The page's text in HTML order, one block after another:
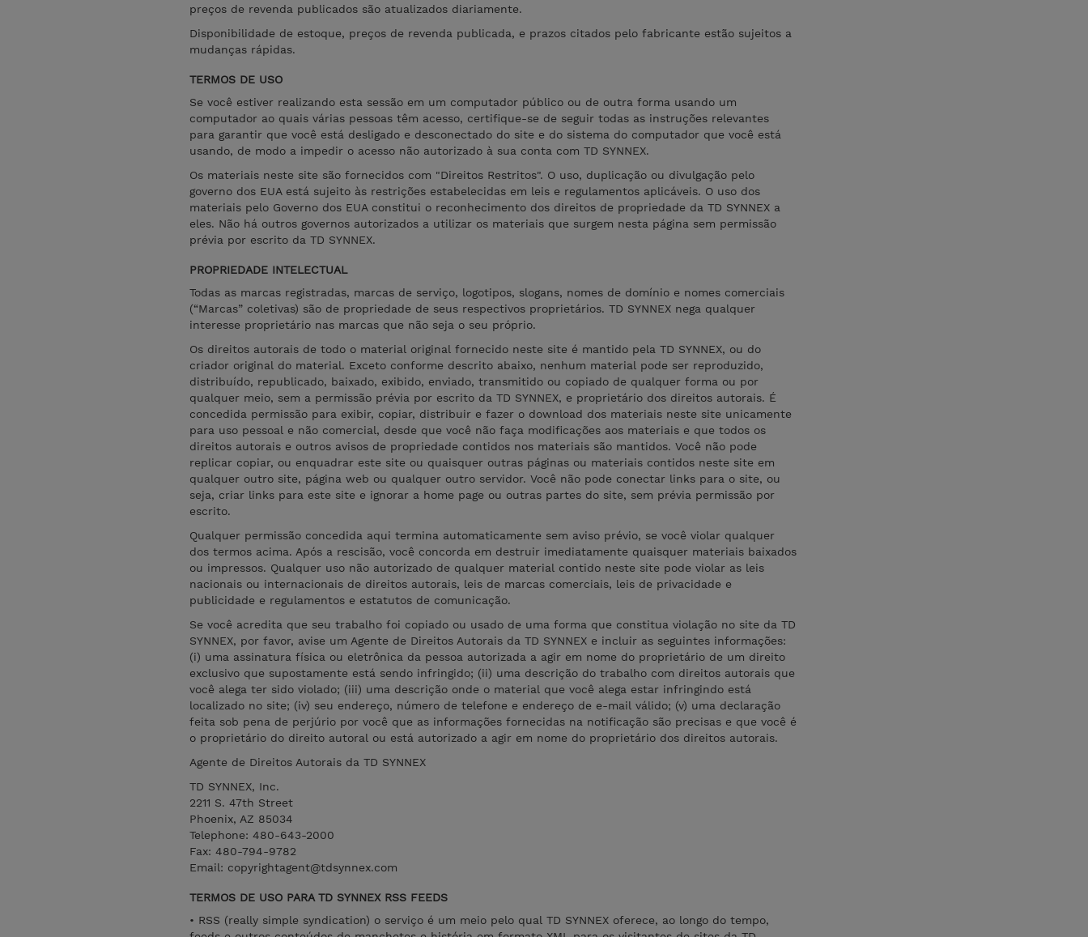
preços de revenda publicados são atualizados diariamente.
Disponibilidade de estoque, preços de revenda publicada, e prazos citados pelo fabricante estão sujeitos a
mudanças rápidas.
TERMOS DE USO
Se você estiver realizando esta sessão em um computador público ou de outra forma usando um
computador ao quais várias pessoas têm acesso, certifique-se de seguir todas as instruções relevantes
para garantir que você está desligado e desconectado do site e do sistema do computador que você está
usando, de modo a impedir o acesso não autorizado à sua conta com TD SYNNEX.
Os materiais neste site são fornecidos com "Direitos Restritos". O uso, duplicação ou divulgação pelo
governo dos EUA está sujeito às restrições estabelecidas em leis e regulamentos aplicáveis. O uso dos
materiais pelo Governo dos EUA constitui o reconhecimento dos direitos de propriedade da TD SYNNEX a
eles. Não há outros governos autorizados a utilizar os materiais que surgem nesta página sem permissão
prévia por escrito da TD SYNNEX.
PROPRIEDADE INTELECTUAL
Todas as marcas registradas, marcas de serviço, logotipos, slogans, nomes de domínio e nomes comerciais
(“Marcas” coletivas) são de propriedade de seus respectivos proprietários. TD SYNNEX nega qualquer
interesse proprietário nas marcas que não seja o seu próprio.
Os direitos autorais de todo o material original fornecido neste site é mantido pela TD SYNNEX, ou do
criador original do material. Exceto conforme descrito abaixo, nenhum material pode ser reproduzido,
distribuído, republicado, baixado, exibido, enviado, transmitido ou copiado de qualquer forma ou por
qualquer meio, sem a permissão prévia por escrito da TD SYNNEX, e proprietário dos direitos autorais. É
concedida permissão para exibir, copiar, distribuir e fazer o download dos materiais neste site unicamente
para uso pessoal e não comercial, desde que você não faça modificações aos materiais e que todos os
direitos autorais e outros avisos de propriedade contidos nos materiais são mantidos. Você não pode
replicar copiar, ou enquadrar este site ou quaisquer outras páginas ou materiais contidos neste site em
qualquer outro site, página web ou qualquer outro servidor. Você não pode conectar links para o site, ou
seja, criar links para este site e ignorar a home page ou outras partes do site, sem prévia permissão por
escrito.
Qualquer permissão concedida aqui termina automaticamente sem aviso prévio, se você violar qualquer
dos termos acima. Após a rescisão, você concorda em destruir imediatamente quaisquer materiais baixados
ou impressos. Qualquer uso não autorizado de qualquer material contido neste site pode violar as leis
nacionais ou internacionais de direitos autorais, leis de marcas comerciais, leis de privacidade e
publicidade e regulamentos e estatutos de comunicação.
Se você acredita que seu trabalho foi copiado ou usado de uma forma que constitua violação no site da TD
SYNNEX, por favor, avise um Agente de Direitos Autorais da TD SYNNEX e incluir as seguintes informações:
(i) uma assinatura física ou eletrônica da pessoa autorizada a agir em nome do proprietário de um direito
exclusivo que supostamente está sendo infringido; (ii) uma descrição do trabalho com direitos autorais que
você alega ter sido violado; (iii) uma descrição onde o material que você alega estar infringindo está
localizado no site; (iv) seu endereço, número de telefone e endereço de e-mail válido; (v) uma declaração
feita sob pena de perjúrio por você que as informações fornecidas na notificação são precisas e que você é
o proprietário do direito autoral ou está autorizado a agir em nome do proprietário dos direitos autorais.
Agente de Direitos Autorais da TD SYNNEX
TD SYNNEX, Inc.
2211 S. 47th Street
Phoenix, AZ 85034
Telephone: 480-643-2000
Fax: 480-794-9782
Email: copyrightagent@tdsynnex.com
TERMOS DE USO PARA TD SYNNEX RSS FEEDS
• RSS (really simple syndication) o serviço é um meio pelo qual TD SYNNEX oferece, ao longo do tempo,